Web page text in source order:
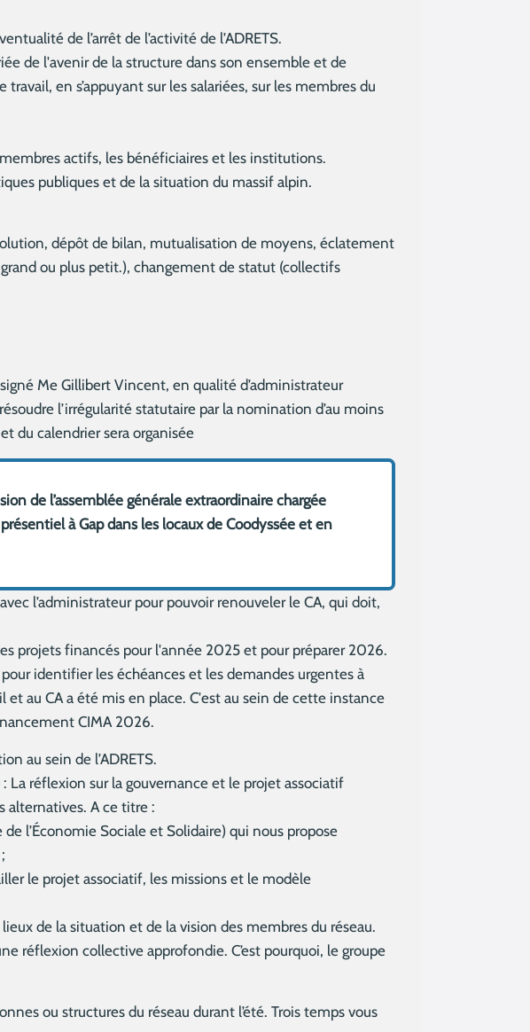
de l’arrêt de l’activité de l’ADRETS.
de l'avenir de la structure dans son ensemble et de
en s’appuyant sur les salariées, sur les membres du
actifs, les bénéficiaires et les institutions.
publiques et de la situation du massif alpin.
dépôt de bilan, mutualisation de moyens, éclatement
ou plus petit.), changement de statut (collectifs
Me Gillibert Vincent, en qualité d’administrateur
l’irrégularité statutaire par la nomination d’au moins
du calendrier sera organisée
de l’assemblée générale extraordinaire chargée
à Gap dans les locaux de Coodyssée et en
l’administrateur pour pouvoir renouveler le CA, qui doit,
projets financés pour l'année 2025 et pour préparer 2026.
identifier les échéances et les demandes urgentes à
au CA a été mis en place. C'est au sein de cette instance
CIMA 2026.
au sein de l’ADRETS.
: La réflexion sur la gouvernance et le projet associatif
alternatives. A ce titre :
l’Économie Sociale et Solidaire) qui nous propose
le projet associatif, les missions et le modèle
de la situation et de la vision des membres du réseau.
réflexion collective approfondie. C’est pourquoi, le groupe
ou structures du réseau durant l’été. Trois temps vous